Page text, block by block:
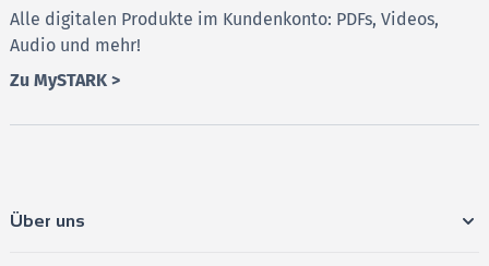
Alle digitalen Produkte im Kundenkonto: PDFs, Videos,
Audio und mehr!
Zu MySTARK >
Über uns